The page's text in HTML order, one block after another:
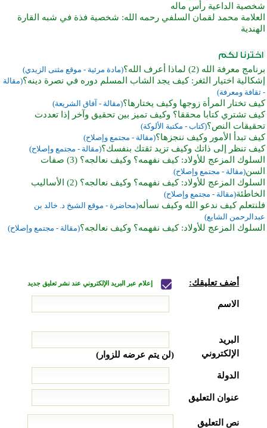
شخصية الداعية رأس ماله
العلامة محمد لقمان السلفي رحمه الله: شخصية فذة في شبه القارة
الهندية
برنامج معرفة الله (2) لماذا أعرف الله؟ (مادة مرئية - موقع مثنى الزيدي)
إشكالية اختيار الثغر: كيف يجد الشاب المسلم دوره في نصرة دينه؟(مقالة
- ثقافة ومعرفة)
كيف تختار المرأة زوجها وكيف يختارها؟(مقالة - آفاق الشريعة)
كيف تشتري كتابا محققا؟ وكيف تميز بين تحقيق وآخر إذا تعددت
تحقيقات النص؟(كتاب - مكتبة الألوكة)
كيف تبدأ الأمور وكيف ننجزها؟(مقالة - مجتمع وإصلاح)
كيف تنظر إلى ذاتك وكيف تزيد ثقتك بنفسك؟(مقالة - مجتمع وإصلاح)
السلوك المزعج للأولاد: كيف نفهمه؟ وكيف نعالجه؟ (3) صفات
السن(مقالة - مجتمع وإصلاح)
السلوك المزعج للأولاد: كيف نفهمه؟ وكيف نعالجه؟ (2) الأساليب
الخاطئة(مقالة - مجتمع وإصلاح)
فلنتعلم كيف ندعو الله وكيف نسأله(محاضرة - موقع الشيخ د. خالد بن
عبدالرحمن الشايع)
السلوك المزعج للأولاد: كيف نفهمه؟ وكيف نعالجه؟(مقالة - مجتمع وإصلاح)
أضف تعليقك: إعلام عبر البريد الإلكتروني عند نشر تعليق جديد
الاسم
البريد
الإلكتروني
(لن يتم عرضه للزوار)
الدولة
عنوان التعليق
نص التعليق